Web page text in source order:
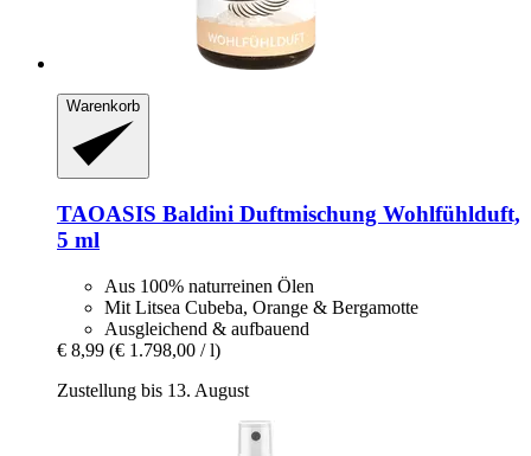
Warenkorb
TAOASIS Baldini Duftmischung Wohlfühlduft,
5 ml
Aus 100% naturreinen Ölen
Mit Litsea Cubeba, Orange & Bergamotte
Ausgleichend & aufbauend
€ 8,99 (€ 1.798,00 / l)
Zustellung bis 13. August